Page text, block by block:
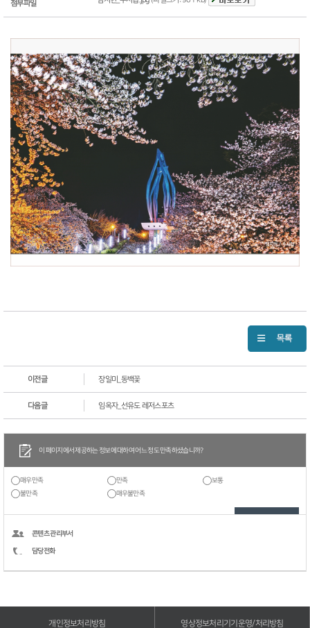
첨부파일
이전글 장일미_동백꽃
다음글 임옥자_선유도 레저스포츠
이 페이지에서 제공하는 정보에 대하여 어느 정도 만족하셨습니까?
매우만족 만족
보통
불만족
매우불만족
콘텐츠 관리부서
담당전화
개인정보처리방침 영상정보처리기기운영/처리방침